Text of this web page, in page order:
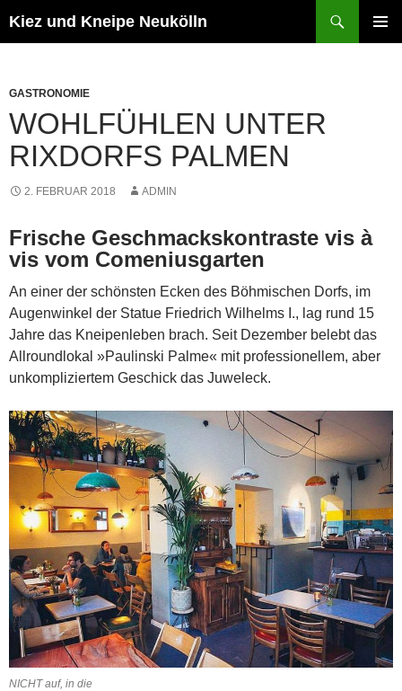
Inhalt
Kiez und Kneipe Neukölln
GASTRONOMIE
WOHLFÜHLEN UNTER
RIXDORFS PALMEN
2. FEBRUAR 2018 ADMIN
Frische Geschmackskontraste vis à
vis vom Comeniusgarten
An einer der schönsten Ecken des Böhmischen Dorfs, im
Augenwinkel der Statue Friedrich Wilhelms I., lag rund 15
Jahre das Kneipenleben brach. Seit Dezember belebt das
Allroundlokal »Paulinski Palme« mit professionellem, aber
unkompliziertem Geschick das Juweleck.
NICHT auf, in die